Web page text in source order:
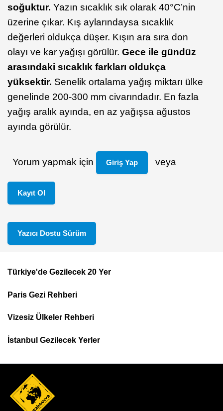
soğuktur. Yazın sıcaklık sık olarak 40°C’nin
üzerine çıkar. Kış aylarındaysa sıcaklık
değerleri oldukça düşer. Kışın ara sıra don
olayı ve kar yağışı görülür. Gece ile gündüz
arasındaki sıcaklık farkları oldukça
yüksektir. Senelik ortalama yağış miktarı ülke
genelinde 200-300 mm civarındadır. En fazla
yağış aralık ayında, en az yağışsa ağustos
ayında görülür.
Yorum yapmak için Giriş Yap veya
Kayıt Ol
Yazıcı Dostu Sürüm
Footer
Top
Menu
Türkiye'de Gezilecek 20 Yer
Paris Gezi Rehberi
Vizesiz Ülkeler Rehberi
İstanbul Gezilecek Yerler